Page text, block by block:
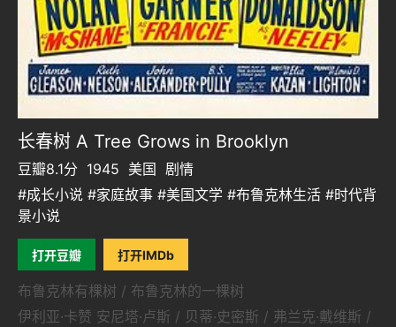
长春树 A Tree Grows in Brooklyn
豆瓣8.1分 1945 美国 剧情
#成长小说 #家庭故事 #美国文学 #布鲁克林生活 #时代背
景小说
打开豆瓣 打开IMDb
布鲁克林有棵树 / 布鲁克林的一棵树
伊利亚·卡赞 安尼塔·卢斯 / 贝蒂·史密斯 / 弗兰克·戴维斯 /